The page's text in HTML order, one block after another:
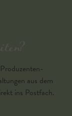
aus dem
ins Postfach.